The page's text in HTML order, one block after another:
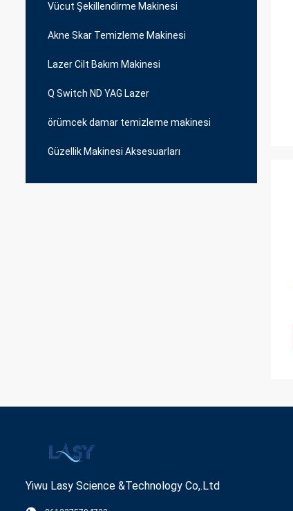
Vücut Şekillendirme Makinesi
Akne Skar Temizleme Makinesi
Lazer Cilt Bakım Makinesi
Q Switch ND YAG Lazer
örümcek damar temizleme makinesi
Güzellik Makinesi Aksesuarları
Yiwu Lasy Science &Technology Co,.Ltd